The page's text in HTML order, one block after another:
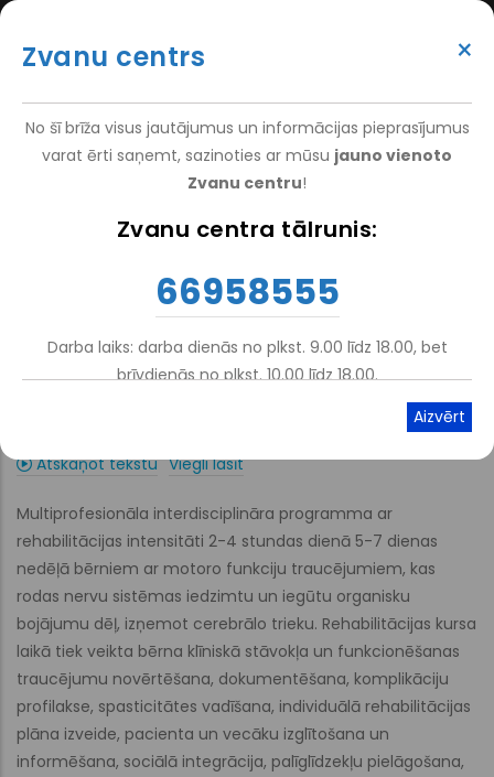
Pārlekt
galveno
MENU
VAKANCES
DARBINIEKIEM
Atpakaļceļš
Stacionārā Rehabilitācija -Bērnu Rehabilitācija
Nervu sistēmas iedzimtu un
iegūtu organisku bojājumu
rehabilitācija
Atskaņot tekstu Viegli lasīt
Multiprofesionāla interdisciplināra programma ar
rehabilitācijas intensitāti 2-4 stundas dienā 5-7 dienas
nedēļā bērniem ar motoro funkciju traucējumiem, kas
rodas nervu sistēmas iedzimtu un iegūtu organisku
bojājumu dēļ, izņemot cerebrālo trieku. Rehabilitācijas kursa
laikā tiek veikta bērna klīniskā stāvokļa un funkcionēšanas
traucējumu novērtēšana, dokumentēšana, komplikāciju
profilakse, spasticitātes vadīšana, individuālā rehabilitācijas
plāna izveide, pacienta un vecāku izglītošana un
informēšana, sociālā integrācija, palīglīdzekļu pielāgošana,
×
Zvanu centrs
No šī brīža visus jautājumus un informācijas pieprasījumus
varat ērti saņemt, sazinoties ar mūsu jauno vienoto
Zvanu centru!
Zvanu centra tālrunis:
66958555
Darba laiks: darba dienās no plkst. 9.00 līdz 18.00, bet
brīvdienās no plkst. 10.00 līdz 18.00.